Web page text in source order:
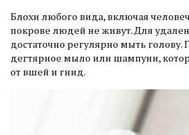
Блохи любого вида, включая
покрове людей не живут. Для
достаточно регулярно мыть голову.
дегтярное мыло или шампуни,
от вшей и гнид.